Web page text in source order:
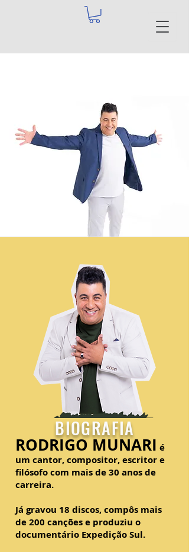
BIOGRAFIA
RODRIGO MUNARI é
um cantor, compositor, escritor e
filósofo com mais de 30 anos de
carreira.
Já gravou 18 discos, compôs mais
de 200 canções e produziu o
documentário Expedição Sul.